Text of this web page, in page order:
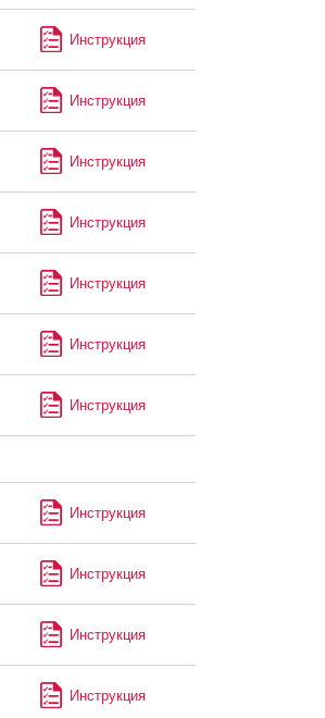
Инструкция
Инструкция
Инструкция
Инструкция
Инструкция
Инструкция
Инструкция
Инструкция
Инструкция
Инструкция
Инструкция